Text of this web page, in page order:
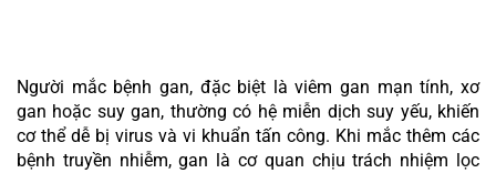
Người mắc bệnh gan, đặc biệt là viêm gan mạn tính, xơ
gan hoặc suy gan, thường có hệ miễn dịch suy yếu, khiến
cơ thể dễ bị virus và vi khuẩn tấn công. Khi mắc thêm các
bệnh truyền nhiễm, gan là cơ quan chịu trách nhiệm lọc